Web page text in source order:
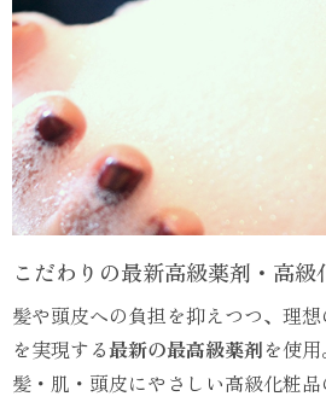
こだわりの最新高級薬剤・高級
髪や頭皮への負担を抑えつつ、理
を実現する最新の最高級薬剤を使用
髪・肌・頭皮にやさしい高級化粧